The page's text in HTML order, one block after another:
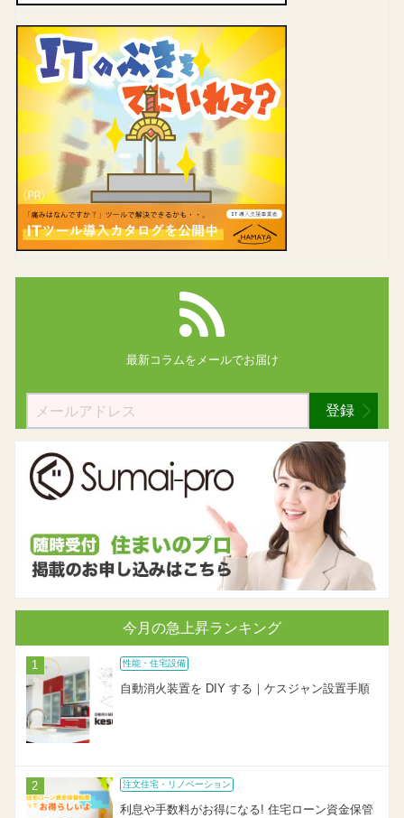
最新コラムを メールでお届け
登録
今月の急上昇ランキング
性能・住宅設備
自動消火装置を DIY する｜ケスジャン設置手順
注文住宅・リノベーション
利息や手数料がお得になる! 住宅ローン資金保管